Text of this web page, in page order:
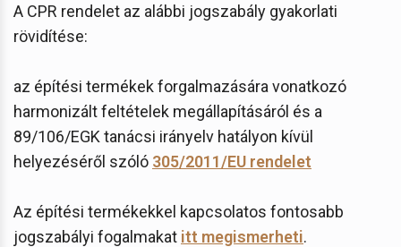
A CPR rendelet az alábbi jogszabály gyakorlati
rövidítése:
az építési termékek forgalmazására vonatkozó
harmonizált feltételek megállapításáról és a
89/106/EGK tanácsi irányelv hatályon kívül
helyezéséről szóló 305/2011/EU rendelet
Az építési termékekkel kapcsolatos fontosabb
jogszabályi fogalmakat itt megismerheti.